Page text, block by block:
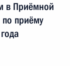
в Приёмной
приёму